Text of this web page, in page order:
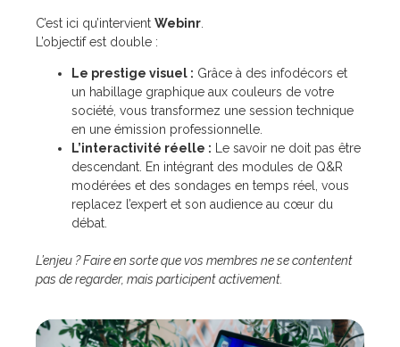
C’est ici qu’intervient Webinr
L’objectif est double :
Le prestige visuel : Grâce à des infodécors et
un habillage graphique aux couleurs de votre
société, vous transformez une session technique
en une émission professionnelle.
L’interactivité réelle : Le savoir ne doit pas être
descendant. En intégrant des modules de Q&R
modérées et des sondages en temps réel, vous
replacez l’expert et son audience au cœur du
débat.
L’enjeu ? Faire en sorte que vos membres ne se contentent
pas de regarder, mais participent activement.